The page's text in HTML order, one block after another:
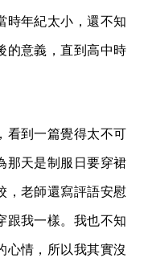
時年紀太小，還不知
的意義，直到高中時
看到一篇覺得太不可
那天是制服日要穿裙
，老師還寫評語安慰
跟我一樣。我也不知
心情，所以我其實沒